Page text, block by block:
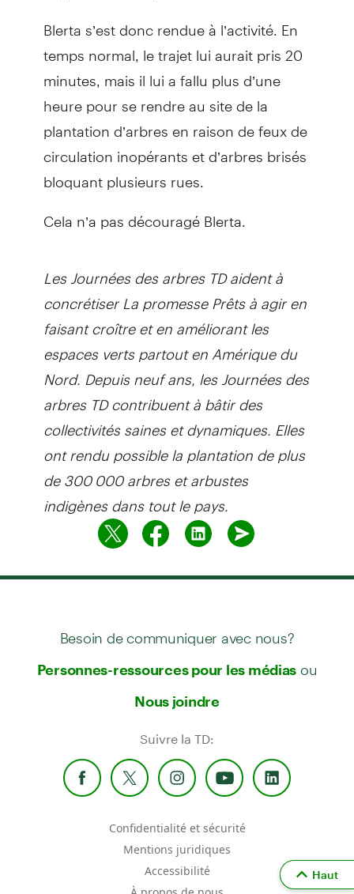
Blerta s’est donc rendue à l’activité. En
temps normal, le trajet lui aurait pris 20
minutes, mais il lui a fallu plus d’une
heure pour se rendre au site de la
plantation d’arbres en raison de feux de
circulation inopérants et d’arbres brisés
bloquant plusieurs rues.
Cela n’a pas découragé Blerta.
Les Journées des arbres TD aident à
concrétiser La promesse Prêts à agir en
faisant croître et en améliorant les
espaces verts partout en Amérique du
Nord. Depuis neuf ans, les Journées des
arbres TD contribuent à bâtir des
collectivités saines et dynamiques. Elles
ont rendu possible la plantation de plus
de 300 000 arbres et arbustes
indigènes dans tout le pays.
Besoin de communiquer avec nous?
Personnes-ressources pour les médias ou
Nous joindre
Suivre la TD:
Confidentialité et sécurité
Mentions juridiques
Accessibilité
Haut